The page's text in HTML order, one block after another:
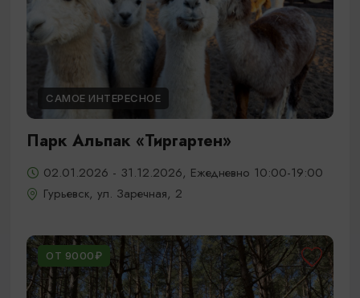
САМОЕ ИНТЕРЕСНОЕ
Парк Альпак «Тиргартен»
02.01.2026 - 31.12.2026, Ежедневно 10:00-19:00
Гурьевск, ул. Заречная, 2
ОТ 9000₽